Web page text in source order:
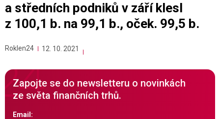
a středních podniků v září klesl
z 100,1 b. na 99,1 b., oček. 99,5 b.
Roklen24 12. 10. 2021
Zapojte se do newsletteru o novinkách
ze světa finančních trhů.
Email: